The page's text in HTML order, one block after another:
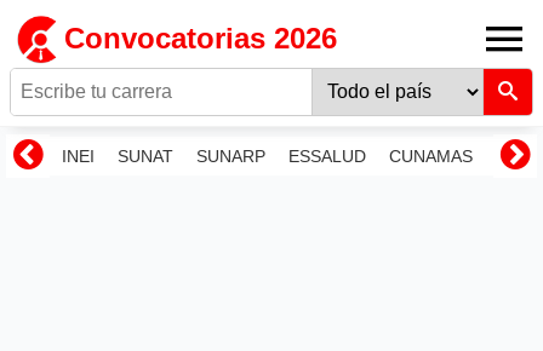
Convocatorias 2026
INEI SUNAT SUNARP ESSALUD CUNAMAS